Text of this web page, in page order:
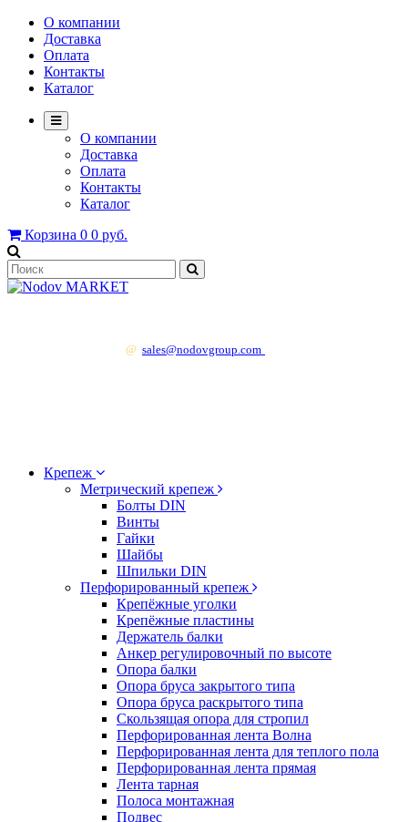
О компании
Доставка
Оплата
Контакты
Каталог
О компании
Доставка
Оплата
Контакты
Каталог
Корзина 0 0 руб.
@ sales@nodovgroup.com
Крепеж
Метрический крепеж
Болты DIN
Винты
Гайки
Шайбы
Шпильки DIN
Перфорированный крепеж
Крепёжные уголки
Крепёжные пластины
Держатель балки
Анкер регулировочный по высоте
Опора балки
Опора бруса закрытого типа
Опора бруса раскрытого типа
Скользящая опора для стропил
Перфорированная лента Волна
Перфорированная лента для теплого пола
Перфорированная лента прямая
Лента тарная
Полоса монтажная
Подвес